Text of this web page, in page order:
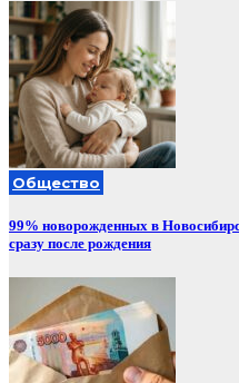
Общество
99% новорожденных в
сразу после рождения